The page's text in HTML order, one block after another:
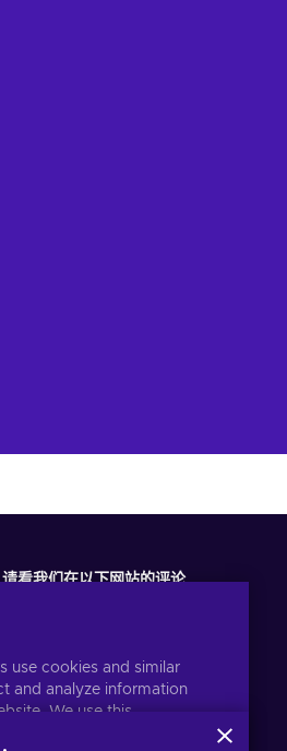
请看我们在以下网站的评论
use cookies and similar
and analyze information
We use this